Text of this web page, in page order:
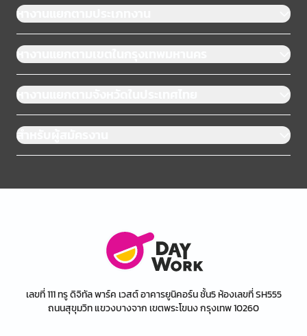
หางานแยกตามประเภทงาน
หางานแยกตามเขตในกรุงเทพมหานคร
หางานแยกตามจังหวัดในประเทศไทย
สำหรับผู้สมัครงาน
เลขที่ 111 ทรู ดิจิทัล พาร์ค เวสต์ อาคารยูนิคอร์น ชั้น5 ห้องเลขที่ SH555
ถนนสุขุมวิท แขวงบางจาก เขตพระโขนง กรุงเทพ 10260